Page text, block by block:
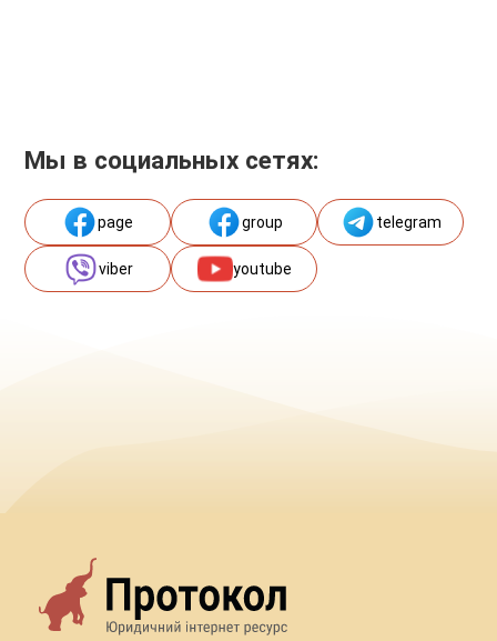
Мы в социальных сетях:
page group telegram
viber youtube